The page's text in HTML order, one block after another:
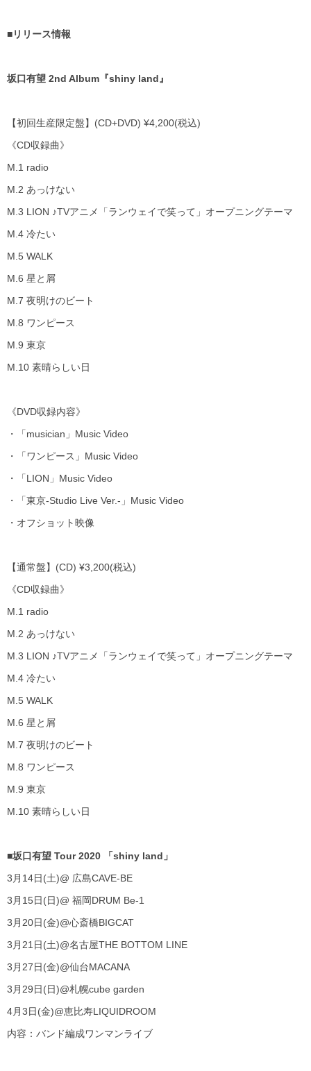
■リリース情報
坂口有望 2nd Album 『shiny land 』
【初回生産限定盤】 (CD+DVD) ¥4,200(税込)
《CD収録曲》
M.1 radio
M.2 あっけない
M.3 LION ♪TVアニメ「ランウェイで笑って」オープニングテーマ
M.4 冷たい
M.5 WALK
M.6 星と屑
M.7 夜明けのビート
M.8 ワンピース
M.9 東京
M.10 素晴らしい日
《DVD収録内容》
・「musician 」 Music Video
・「ワンピース」 Music Video
・「LION 」 Music Video
・「東京-Studio Live Ver.- 」 Music Video
・オフショット映像
【通常盤】 (CD) ¥3,200(税込)
《CD収録曲》
M.1 radio
M.2 あっけない
M.3 LION ♪TVアニメ「ランウェイで笑って」オープニングテーマ
M.4 冷たい
M.5 WALK
M.6 星と屑
M.7 夜明けのビート
M.8 ワンピース
M.9 東京
M.10 素晴らしい日
■坂口有望 Tour 2020 「shiny land 」
3月 14日(土)@ 広島CAVE-BE
3月 15日(日)@ 福岡DRUM Be-1
3月 20日(金)@心斎橋BIGCAT
3月 21 日(土)@名古屋THE BOTTOM LINE
3月 27日(金)@仙台MACANA
3月 29日(日)@札幌cube garden
4月3日(金)@恵比寿LIQUIDROOM
内容：バンド編成ワンマンライブ